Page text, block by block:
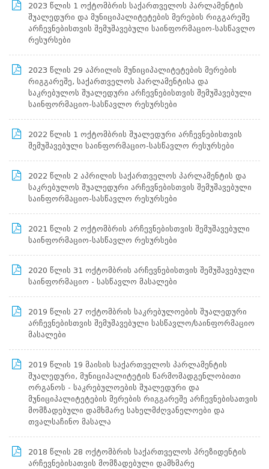
ნორმატიული
სტრატეგიული
გეგმა
არჩევნების
სანდოობის
რისკების
მართვის
გეგმა
გენდერული
თანასწორობის
მემორანდუმი
მიღწევები
ხარისხის
პოლიტიკა
სიახლეები
საჯარო
ინფორმაცია
სასწავლო
პროექტები
სერტიფიცირება
პარტნიორობა
2023 წლის 1 ოქტომბრის საქართველოს პარლამენტის
შუალედური და მუნიციპალიტეტების მერების რიგგარეშე
არჩევნებისთვის შემუშავებული საინფორმაციო-სასწავლო
რესურსები
2023 წლის 29 აპრილის მუნიციპალიტეტების მერების
რიგგარეშე, საქართველოს პარლამენტისა და
საკრებულოს შუალედური არჩევნებისთვის შემუშავებული
საინფორმაციო-სასწავლო რესურსები
2022 წლის 1 ოქტომბრის შუალედური არჩევნებისთვის
შემუშავებული საინფორმაციო-სასწავლო რესურსები
2022 წლის 2 აპრილის საქართველოს პარლამენტის და
საკრებულოს შუალედური არჩევნებისთვის შემუშავებული
საინფორმაციო-სასწავლო რესურსები
2021 წლის 2 ოქტომბრის არჩევნებისთვის შემუშავებული
საინფორმაციო-სასწავლო რესურსები
2020 წლის 31 ოქტომბრის არჩევნებისთვის შემუშავებული
საინფორმაციო - სასწავლო მასალები
2019 წლის 27 ოქტომბრის საკრებულოების შუალედური
არჩევნებისთვის შემუშავებული სასწავლო/საინფორმაციო
მასალები
2019 წლის 19 მაისის საქართველოს პარლამენტის
შუალედური, მუნიციპალიტეტის წარმომადგენლობითი
ორგანოს - საკრებულოების შუალედური და
მუნიციპალიტეტების მერების რიგგარეშე არჩევნებისათვის
მომზადებული დამხმარე სახელმძღვანელოები და
თვალსაჩინო მასალა
2018 წლის 28 ოქტომბრის საქართველოს პრეზიდენტის
არჩევნებისათვის მომზადებული დამხმარე